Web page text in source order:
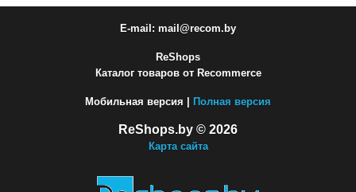
E-mail: mail@recom.by
ReShops
Каталог товаров от Recommerce
Мобильная версия | Полная версия
ReShops.by © 2026
Карта сайта